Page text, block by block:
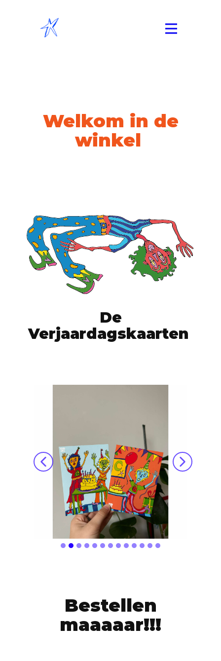
Welkom in de
winkel
De
Verjaardagskaarten
Bestellen
maaaaar!!!